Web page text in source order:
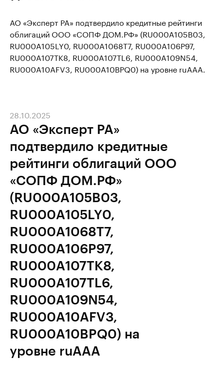
АО «Эксперт РА» подтвердило кредитные рейтинги
облигаций ООО «СОПФ ДОМ.РФ» (RU000A105B03,
RU000A105LY0, RU000A1068T7, RU000A106P97,
RU000A107TK8, RU000A107TL6, RU000A109N54,
RU000A10AFV3, RU000A10BPQ0) на уровне ruAAA.
АО «Эксперт РА»
подтвердило кредитные
рейтинги облигаций ООО
«СОПФ ДОМ.РФ»
(RU000A105B03,
RU000A105LY0,
RU000A1068T7,
RU000A106P97,
RU000A107TK8,
RU000A107TL6,
RU000A109N54,
RU000A10AFV3,
RU000A10BPQ0) на
уровне ruAAA
28.10.2025